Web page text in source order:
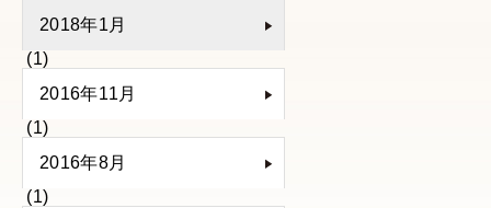
2018年1月
(1)
2016年11月
(1)
2016年8月
(1)